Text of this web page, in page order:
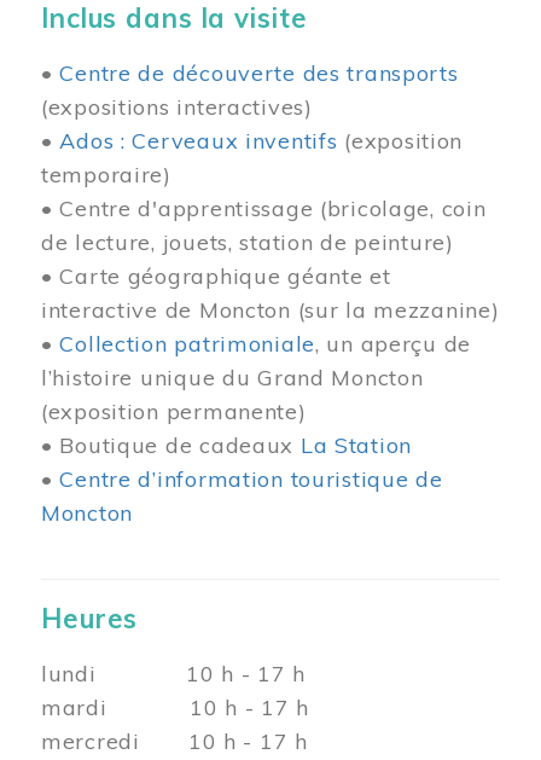
Inclus dans la visite
•Centre de découverte des transports
(expositions interactives)
•Ados : Cerveaux inventifs (exposition
temporaire)
• Centre d'apprentissage (bricolage, coin
de lecture, jouets, station de peinture)
• Carte géographique géante et
interactive de Moncton (sur la mezzanine)
•Collection patrimoniale, un aperçu de
l’histoire unique du Grand Moncton
(exposition permanente)
• Boutique de cadeaux La Station
•Centre d’information touristique de
Moncton
Heures
lundi 10 h - 17 h
mardi 10 h - 17 h
mercredi 10 h - 17 h